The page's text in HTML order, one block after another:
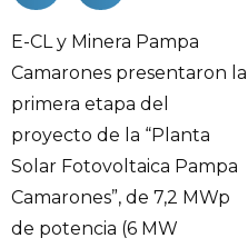
E-CL y Minera Pampa
Camarones presentaron la
primera etapa del
proyecto de la “Planta
Solar Fotovoltaica Pampa
Camarones”, de 7,2 MWp
de potencia (6 MW